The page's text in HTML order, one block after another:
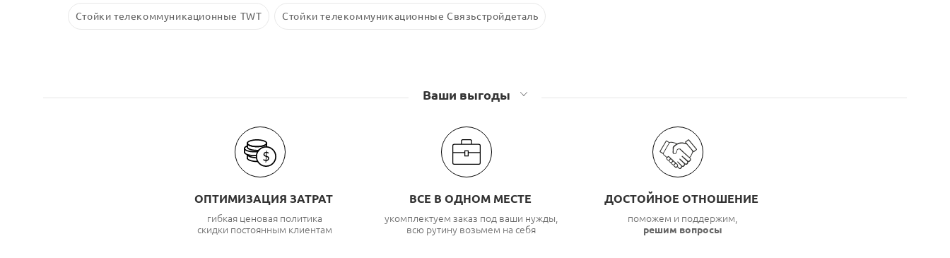
Стойки телекоммуникационные TWT Стойки телекоммуникационные Связьстройдеталь
Ваши выгоды
ОПТИМИЗАЦИЯ ЗАТРАТ
гибкая ценовая политика
скидки постоянным клиентам
ВСЕ В ОДНОМ МЕСТЕ
укомплектуем заказ под ваши нужды,
всю рутину возьмем на себя
ДОСТОЙНОЕ ОТНОШЕНИЕ
поможем и поддержим,
решим вопросы